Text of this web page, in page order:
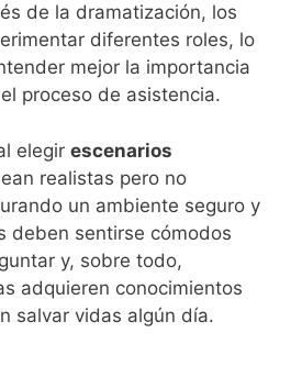
de la dramatización, los
diferentes roles, lo
mejor la importancia
proceso de asistencia.
elegir escenarios
realistas pero no
un ambiente seguro y
deben sentirse cómodos
y, sobre todo,
adquieren conocimientos
salvar vidas algún día.